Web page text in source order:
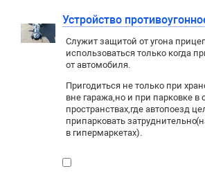
Устройство
Служит защитой от угона
использоваться только когда
от автомобиля.
Пригодиться не только при
вне гаража,но и при парковке в
пространствах,где автопоезд
припарковать затруднительно(
в гипермаркетах).